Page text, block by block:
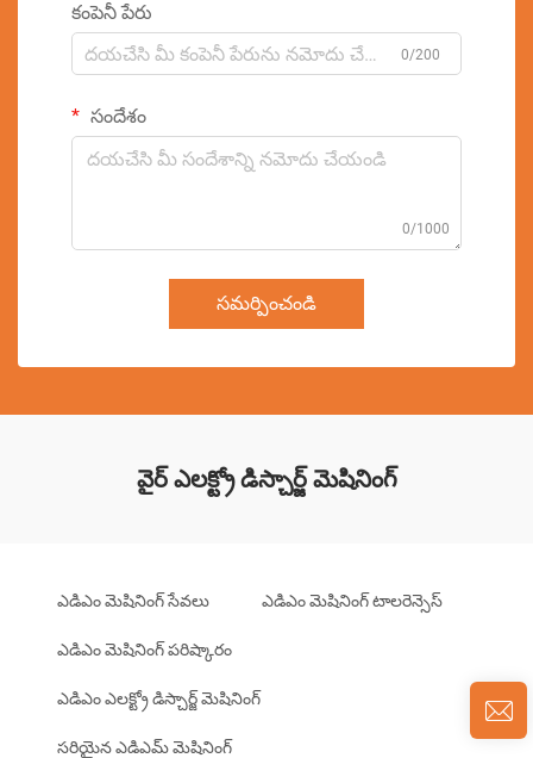
కంపెనీ పేరు
0/200
సందేశం
0/1000
సమర్పించండి
వైర్ ఎలక్ట్రో డిస్చార్జ్ మెషినింగ్
ఎడిఎం మెషినింగ్ సేవలు ఎడిఎం మెషినింగ్ టాలరెన్సెస్
ఎడిఎం మెషినింగ్ పరిష్కారం
ఎడిఎం ఎలక్ట్రో డిస్చార్జ్ మెషినింగ్
సరియైన ఎడిఎమ్ మెషినింగ్